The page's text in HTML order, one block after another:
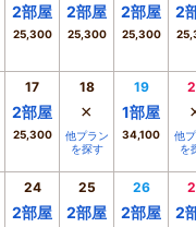
2部屋
25,300
2部屋
25,300
2部屋
25,300
2
17
2部屋
25,300
18
×
他プラン
を探す
19
1部屋
34,100
他
を
24
2部屋
25
2部屋
26
2部屋 2